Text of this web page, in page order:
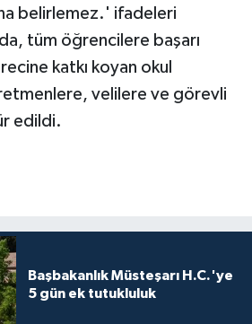
belirlemez.' ifadeleri
tüm öğrencilere başarı
katkı koyan okul
velilere ve görevli
edildi.
Başbakanlık Müsteşarı H.C.'ye
5 gün ek tutukluluk